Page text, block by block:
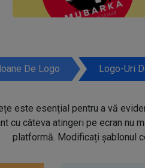
De Logo Logo-Uri
este esențial pentru a vă
cu câteva atingeri pe ecran nu
platformă. Modificați șablonul